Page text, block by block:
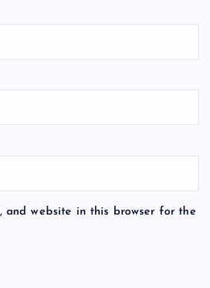
and website in this browser for the